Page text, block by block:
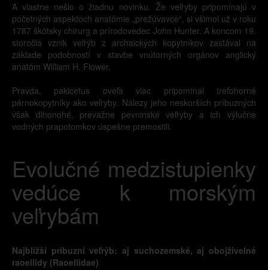
A vlastne nešlo o žiadnu novinku. Že veľryby pripomínajú v
početných aspektoch anatómie „prežúvavce“, si všimol už v roku
1787 škótsky chirurg a prírodovedec John Hunter. A koncom 19.
storočia vznik veľrýb z archaických kopytníkov zastával na
základe podobností v stavbe vnútorných orgánov anglický
anatóm William H. Flower.
Pravda, pakicetus oveľa viac pripomínal treťohorné
párnokopytníky ako veľryby. Nálezy jeho neskorších príbuzných
však dlhonohé, prevažne pevninské veľryby a ich výlučne
vodných prapotomkov úspešne premostili.
Evolučné medzistupienky
vedúce k morským
veľrybám
Najbližší príbuzní veľrýb: aj suchozemské, aj obojživelné
raoellidy (Raoellidae)